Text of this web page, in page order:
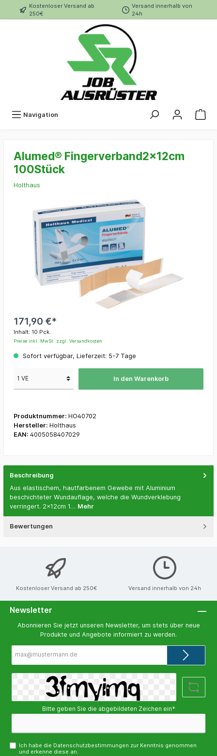
Kostenloser Versand ab
250€
Versand innerhalb von
24h
Navigation
Alumed® Fingerverband2x12cm
100Stück
Holthaus
171,90 €*
Inhalt: 10 Pck.
Preise inkl. MwSt. zzgl. Versandkosten
Sofort verfügbar, Lieferzeit: 5-7 Tage
In den Warenkorb
Produktnummer: HO40702
Hersteller: Holthaus
EAN: 4005058407029
Beschreibung
Aus elastischem, hautfarbenem Gewebe mit Aluminium
beschichteter Wundauflage, welche die Wundverklebung
verringert. 2x12cm 1… Mehr
Bewertungen
Kostenloser Versand ab 250€ Versand innerhalb von 24h
Newsletter
Abonnieren Sie jetzt unseren Newsletter, um stets über neue
Produkte und Angebote informiert zu werden.
Adresse*
Bitte geben Sie die abgebildeten Zeichen ein*
Ich habe die Datenschutzbestimmungen zur Kenntnis genommen
und erkenne diese an.